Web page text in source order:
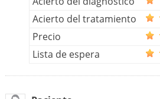
Acierto del tratamiento
Precio
Lista de espera